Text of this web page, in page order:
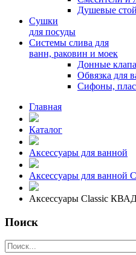
Душевые
Сушки
для посуды
Системы слива для
ванн, раковин и моек
Донные
Обвязка для
Сифоны,
Главная
Каталог
Аксессуары для ванной
Аксессуары для ванной
Аксессуары Classic
Поиск